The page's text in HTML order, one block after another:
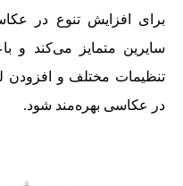
برای افزایش تنوع در
سایرین متمایز می‌کند و
تنظیمات مختلف و افزودن
در عکاسی بهره‌مند شود.